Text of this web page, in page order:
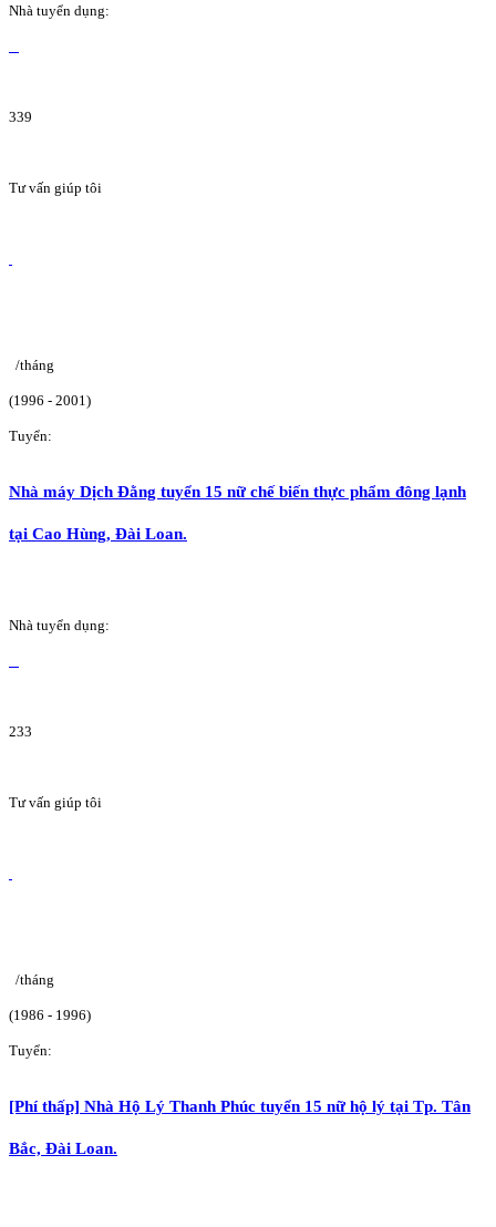
Nhà tuyển dụng:
339
Tư vấn giúp tôi
/tháng
(1996 - 2001)
Tuyển:
Nhà máy Dịch Đằng tuyển 15 nữ chế biến thực phẩm đông lạnh
tại Cao Hùng, Đài Loan.
Nhà tuyển dụng:
233
Tư vấn giúp tôi
/tháng
(1986 - 1996)
Tuyển:
[Phí thấp] Nhà Hộ Lý Thanh Phúc tuyển 15 nữ hộ lý tại Tp. Tân
Bắc, Đài Loan.